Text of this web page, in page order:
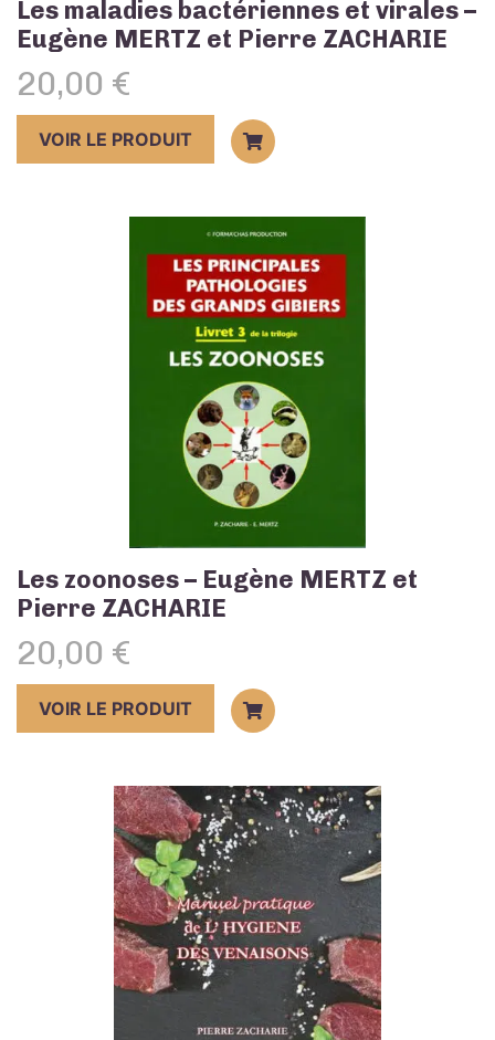
Les maladies bactériennes et virales –
Eugène MERTZ et Pierre ZACHARIE
20,00 €
VOIR LE PRODUIT
Les zoonoses – Eugène MERTZ et
Pierre ZACHARIE
20,00 €
VOIR LE PRODUIT